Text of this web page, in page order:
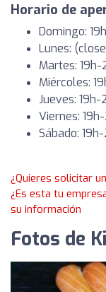
Horario de
Domingo:
Lunes:
Martes: 19h-
Miércoles:
Jueves: 19h-
Viernes:
Sábado:
¿Quieres solicitar
¿Es esta tu
su información
Fotos de